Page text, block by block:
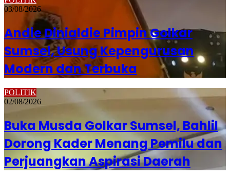
03/08/2026
Andie Dinialdie Pimpin Golkar
Sumsel, Usung Kepengurusan
Modern dan Terbuka
POLITIK
02/08/2026
Buka Musda Golkar Sumsel, Bahlil
Dorong Kader Menang Pemilu dan
Perjuangkan Aspirasi Daerah